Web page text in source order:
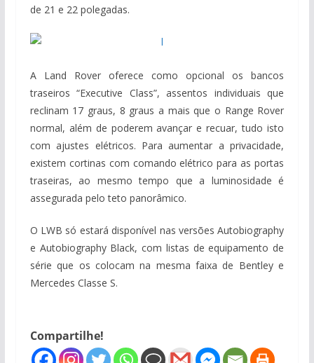
de 21 e 22 polegadas.
A Land Rover oferece como opcional os bancos
traseiros “Executive Class”, assentos individuais que
reclinam 17 graus, 8 graus a mais que o Range Rover
normal, além de poderem avançar e recuar, tudo isto
com ajustes elétricos. Para aumentar a privacidade,
existem cortinas com comando elétrico para as portas
traseiras, ao mesmo tempo que a luminosidade é
assegurada pelo teto panorâmico.
O LWB só estará disponível nas versões Autobiography
e Autobiography Black, com listas de equipamento de
série que os colocam na mesma faixa de Bentley e
Mercedes Classe S.
Compartilhe!